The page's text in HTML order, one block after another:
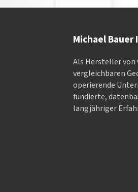
Michael
Als Hersteller
vergleichbaren
ope­rieren­de
fundierte,
langjähriger